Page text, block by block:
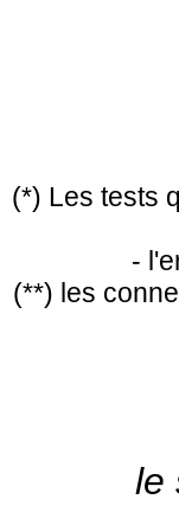
(*) Les tests
-
(**) les
le